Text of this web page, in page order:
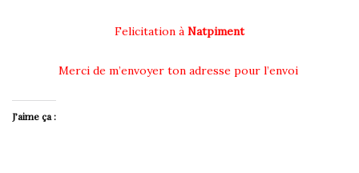
Felicitation à Natpiment
Merci de m’envoyer ton adresse pour l’envoi
J’aime ça :